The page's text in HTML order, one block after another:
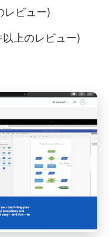
レビュー)
上のレビュー)